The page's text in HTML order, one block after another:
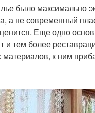
было максимально
не современный
Еще одно
и тем более
к ним